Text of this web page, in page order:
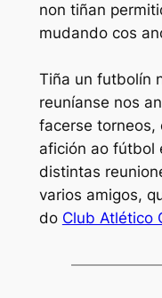
non tiñan
mudando cos
Tiña un futbolín
reuníanse nos
facerse torneos,
afición ao fútbol
distintas
varios amigos,
do Club Atlético